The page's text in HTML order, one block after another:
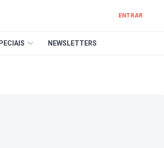
ENTRAR
NEWSLETTERS